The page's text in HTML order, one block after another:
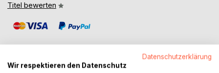
Titel bewerten
Datenschutzerklärung
Wir respektieren den Datenschutz